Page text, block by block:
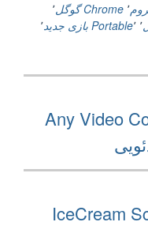
٬ Chrome گوگل
٬
٬ Portable٬ بازی جدید٬
Any Video
IceCream